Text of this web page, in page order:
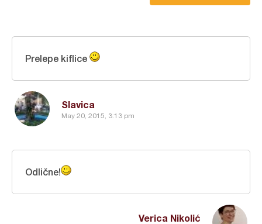
Slavica
May 20, 2015, 3:13 pm
Prelepe kiflice
Verica Nikolić
Odlične!